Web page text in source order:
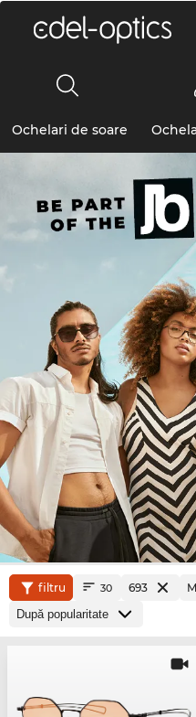
Ochelari de soare
filtru 30 693